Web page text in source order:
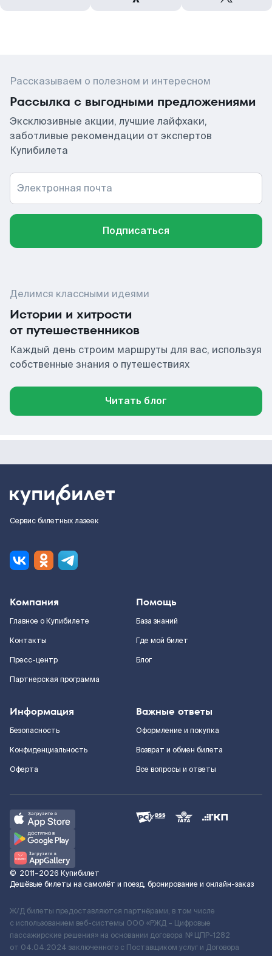
Рассказываем о полезном и интересном
Рассылка с выгодными предложениями
Эксклюзивные акции, лучшие лайфхаки,
заботливые рекомендации от экспертов
Купибилета
Электронная почта
Подписаться
Делимся классными идеями
Истории и хитрости
от путешественников
Каждый день строим маршруты для вас, используя
собственные знания о путешествиях
Читать блог
Сервис билетных лазеек
Компания
Главное о Купибилете
Контакты
Пресс-центр
Партнерская программа
Помощь
База знаний
Где мой билет
Блог
Информация
Безопасность
Конфиденциальность
Оферта
Важные ответы
Оформление и покупка
Возврат и обмен билета
Все вопросы и ответы
© 2011–2026 Купибилет
Дешёвые билеты на самолёт и поезд, бронирование и онлайн-заказ
Ж/Д билеты предоставляются партнёрами, в том числе
с использованием веб-системы ООО «РЖД – Цифровые
пассажирские решения» на основании договора № ЦПР-1282
от 04.04.2024 заключенного с Поставщиком услуг и Договора